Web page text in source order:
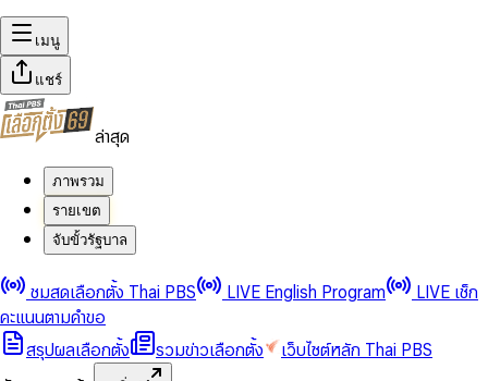
เมนู
แชร์
ล่าสุด
ภาพรวม
รายเขต
จับขั้วรัฐบาล
ชมสดเลือกตั้ง Thai PBS LIVE English Program
LIVE เช็ก
คะแนนตามคำขอ
สรุปผลเลือกตั้ง
รวมข่าวเลือกตั้ง
เว็บไซต์หลัก Thai PBS
0
1
0
1
2
3
4
5
0
1
2
4
0
1
3
0
2
3